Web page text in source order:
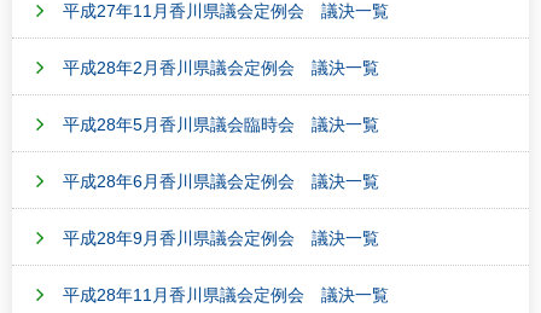
平成27年11月香川県議会定例会 議決一覧
平成28年2月香川県議会定例会 議決一覧
平成28年5月香川県議会臨時会 議決一覧
平成28年6月香川県議会定例会 議決一覧
平成28年9月香川県議会定例会 議決一覧
平成28年11月香川県議会定例会 議決一覧